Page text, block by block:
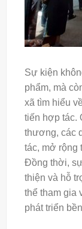
Sự kiện
phẩm, mà
xã tìm hiểu
tiến hợp tác.
thương, các
tác, mở rộng
Đồng thời,
thiện và hỗ
thể tham gia
phát triển